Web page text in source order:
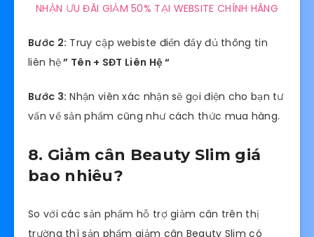
NHẬN ƯU ĐÃI GIẢM 50% TẠI WEBSITE CHÍNH HÃNG
Bước 2: Truy cập webiste điền đầy đủ thông tin
liên hệ” Tên + SĐT Liên Hệ “
Bước 3: Nhận viên xác nhận sẽ gọi điện cho bạn tư
vấn về sản phẩm cũng như cách thức mua hàng.
8. Giảm cân Beauty Slim giá
bao nhiêu?
So với các sản phẩm hỗ trợ giảm cân trên thị
trường thì sản phẩm giảm cân Beauty Slim có